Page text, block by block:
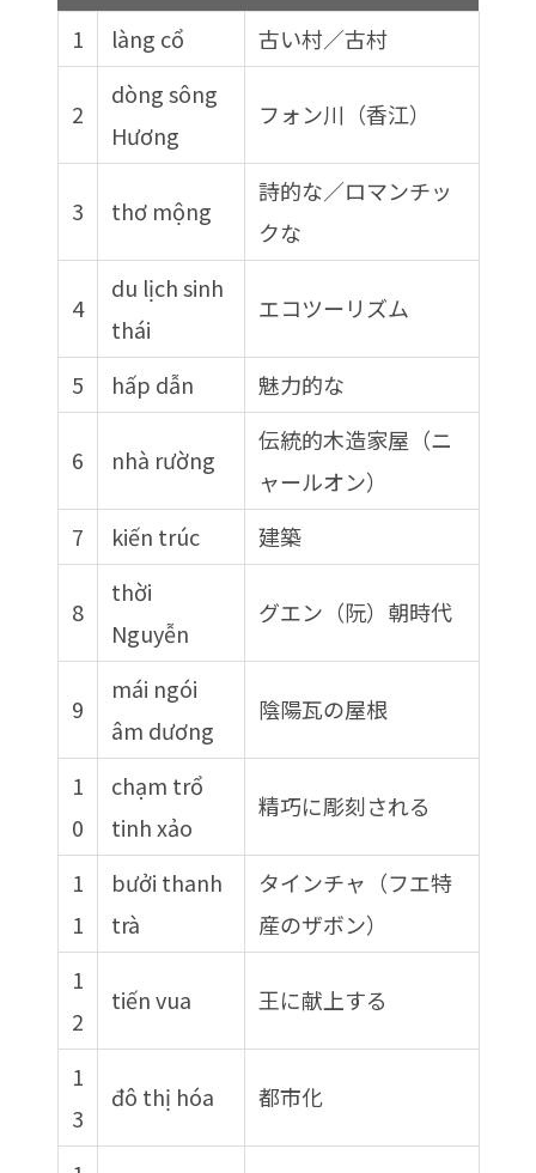
1
làng cổ 古い村／古村
2
dòng sông
Hương
フォン川（香江）
3 thơ mộng
詩的な／ロマンチッ
クな
4
du lịch sinh
thái
エコツーリズム
5 hấp dẫn 魅力的な
6 nhà rường
伝統的木造家屋（ニ
ャールオン）
7
kiến trúc 建築
8
thời
Nguyễn
グエン（阮）朝時代
9
mái ngói
âm dương
陰陽瓦の屋根
1
0
chạm trổ
tinh xảo
精巧に彫刻される
1
1
bưởi thanh
trà
タインチャ（フエ特
産のザボン）
1
2
tiến vua 王に献上する
1
3
đô thị hóa 都市化